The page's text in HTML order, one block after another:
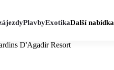
PlavbyExotikaDalší nabídka
D'Agadir Resort